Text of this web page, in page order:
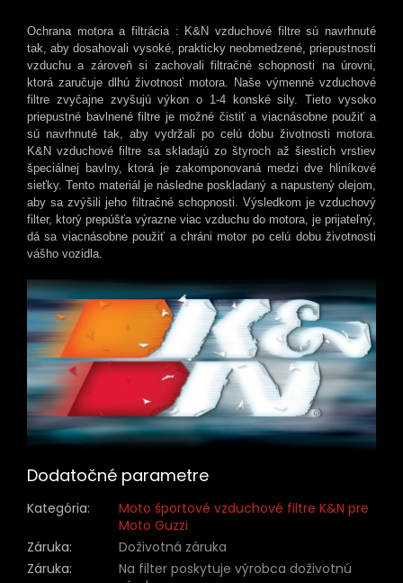
Ochrana motora a filtrácia : K&N vzduchové filtre sú navrhnuté
tak, aby dosahovali vysoké, prakticky neobmedzené, priepustnosti
vzduchu a zároveň si zachovali filtračné schopnosti na úrovni,
ktorá zaručuje dlhú životnosť motora. Naše výmenné vzduchové
filtre zvyčajne zvyšujú výkon o 1-4 konské sily. Tieto vysoko
priepustné bavlnené filtre je možné čistiť a viacnásobne použiť a
sú navrhnuté tak, aby vydržali po celú dobu životnosti motora.
K&N vzduchové filtre sa skladajú zo štyroch až šiestich vrstiev
špeciálnej bavlny, ktorá je zakomponovaná medzi dve hliníkové
sieťky. Tento materiál je následne poskladaný a napustený olejom,
aby sa zvýšili jeho filtračné schopnosti. Výsledkom je vzduchový
filter, ktorý prepúšťa výrazne viac vzduchu do motora, je prijateľný,
dá sa viacnásobne použiť a chráni motor po celú dobu životnosti
vášho vozidla.
Dodatočné parametre
Kategória:
Moto športové vzduchové filtre K&N pre
Moto Guzzi
Záruka:
Doživotná záruka
Záruka:
Na filter poskytuje výrobca doživotnú